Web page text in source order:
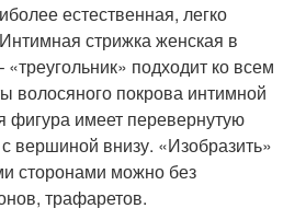
естественная, легко
стрижка женская в
подходит ко всем
волосяного покрова интимной
фигура имеет перевернутую
вершиной внизу. «Изобразить»
сторонами можно без
трафаретов.